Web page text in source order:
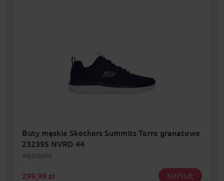
Buty męskie Skechers Summits Torre granatowe
232395 NVRD 44
Mężczyźni
299,99 zł KUPUJĘ